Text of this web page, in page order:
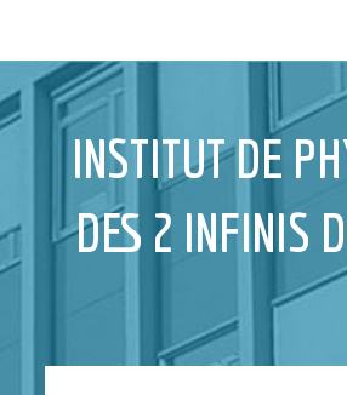
INSTITUT DE
DES 2 INFINIS